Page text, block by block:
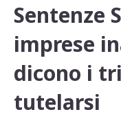
Sentenze
imprese
dicono i
tutelarsi